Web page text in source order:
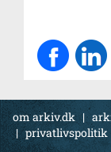
om arkiv.dk |
|privatlivspolitik